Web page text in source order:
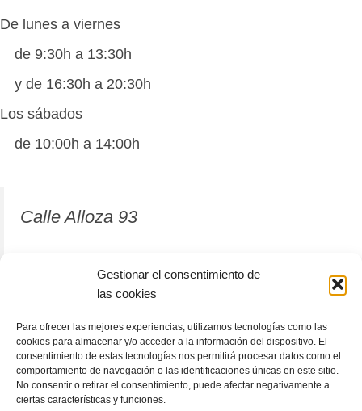
Gestionar el consentimiento de
las cookies
Para ofrecer las mejores experiencias, utilizamos tecnologías como las
cookies para almacenar y/o acceder a la información del dispositivo. El
consentimiento de estas tecnologías nos permitirá procesar datos como el
comportamiento de navegación o las identificaciones únicas en este sitio.
No consentir o retirar el consentimiento, puede afectar negativamente a
ciertas características y funciones.
De lunes a viernes
de 9:30h a 13:30h
y de 16:30h a 20:30h
Los sábados
de 10:00h a 14:00h
Calle Alloza 93
12001 Castellón de la Plana
964 81 37 63